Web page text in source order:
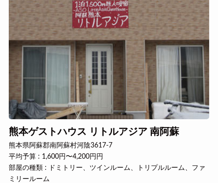
熊本ゲストハウス リトルアジア 南阿蘇
熊本県阿蘇郡南阿蘇村河陰3617-7
平均予算 : 1,600円〜4,200円円
部屋の種類 : ドミトリー、ツインルーム、トリプルルーム、ファ
ミリールーム